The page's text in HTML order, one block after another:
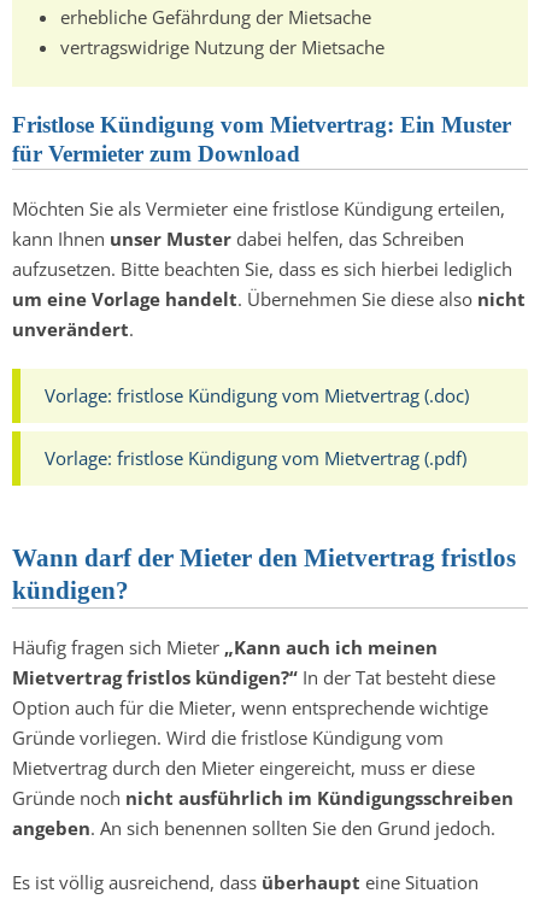
erhebliche Gefährdung der Mietsache
vertragswidrige Nutzung der Mietsache
Fristlose Kündigung vom Mietvertrag: Ein Muster
für Vermieter zum Download
Möchten Sie als Vermieter eine fristlose Kündigung erteilen,
kann Ihnen unser Muster dabei helfen, das Schreiben
aufzusetzen. Bitte beachten Sie, dass es sich hierbei lediglich
um eine Vorlage handelt. Übernehmen Sie diese also nicht
unverändert.
Vorlage: fristlose Kündigung vom Mietvertrag (.doc)
Vorlage: fristlose Kündigung vom Mietvertrag (.pdf)
Wann darf der Mieter den Mietvertrag fristlos
kündigen?
Häufig fragen sich Mieter „Kann auch ich meinen
Mietvertrag fristlos kündigen?“ In der Tat besteht diese
Option auch für die Mieter, wenn entsprechende wichtige
Gründe vorliegen. Wird die fristlose Kündigung vom
Mietvertrag durch den Mieter eingereicht, muss er diese
Gründe noch nicht ausführlich im Kündigungsschreiben
angeben. An sich benennen sollten Sie den Grund jedoch.
Es ist völlig ausreichend, dass überhaupt eine Situation